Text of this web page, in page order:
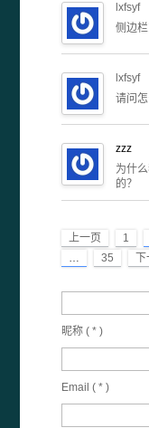
lxfsyf
侧边
lxfsyf
请问
zzz
为什
的？
上一页 1
…
35
昵称 (* )
Email (* )